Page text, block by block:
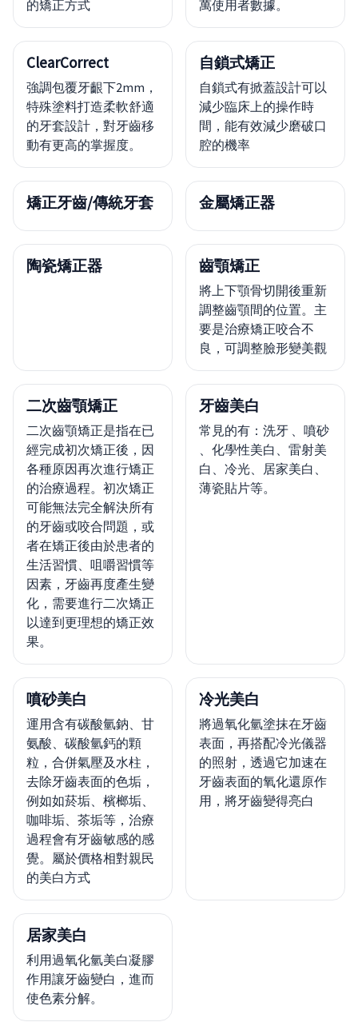
的矯正方式 萬使用者數據。
ClearCorrect
強調包覆牙齦下2mm，
特殊塗料打造柔軟舒適
的牙套設計，對牙齒移
動有更高的掌握度。
自鎖式矯正
自鎖式有掀蓋設計可以
減少臨床上的操作時
間，能有效減少磨破口
腔的機率
矯正牙齒/傳統牙套 金屬矯正器
陶瓷矯正器 齒顎矯正
將上下顎骨切開後重新
調整齒顎間的位置。主
要是治療矯正咬合不
良，可調整臉形變美觀
二次齒顎矯正
二次齒顎矯正是指在已
經完成初次矯正後，因
各種原因再次進行矯正
的治療過程。初次矯正
可能無法完全解決所有
的牙齒或咬合問題，或
者在矯正後由於患者的
生活習慣、咀嚼習慣等
因素，牙齒再度產生變
化，需要進行二次矯正
以達到更理想的矯正效
果。
牙齒美白
常見的有：洗牙 、噴砂
、化學性美白、雷射美
白、冷光、居家美白、
薄瓷貼片等。
噴砂美白
運用含有碳酸氫鈉、甘
氨酸、碳酸氫鈣的顆
粒，合併氣壓及水柱，
去除牙齒表面的色垢，
例如如菸垢、檳榔垢、
咖啡垢、茶垢等，治療
過程會有牙齒敏感的感
覺。屬於價格相對親民
的美白方式
冷光美白
將過氧化氫塗抹在牙齒
表面，再搭配冷光儀器
的照射，透過它加速在
牙齒表面的氧化還原作
用，將牙齒變得亮白
居家美白
利用過氧化氫美白凝膠
作用讓牙齒變白，進而
使色素分解。